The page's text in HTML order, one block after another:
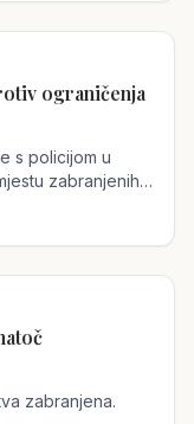
ograničenja
s policijom u
zabranjenih
zabranjena.